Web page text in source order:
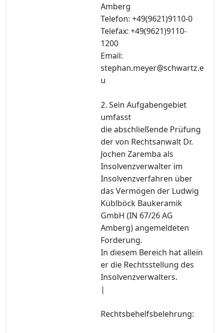
Amberg
Telefon: +49(9621)9110-0
Telefax: +49(9621)9110-
1200
Email:
stephan.meyer@schwartz.e
u
2. Sein Aufgabengebiet
umfasst
die abschließende Prüfung
der von Rechtsanwalt Dr.
Jochen Zaremba als
Insolvenzverwalter im
Insolvenzverfahren über
das Vermögen der Ludwig
Küblböck Baukeramik
GmbH (IN 67/26 AG
Amberg) angemeldeten
Forderung.
In diesem Bereich hat allein
er die Rechtsstellung des
Insolvenzverwalters.
|
Rechtsbehelfsbelehrung: